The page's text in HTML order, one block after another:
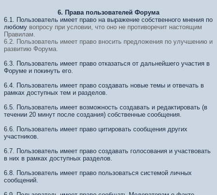
6. Права пользователей Форума
6.1. Пользователь имеет право на выражение собственного мнения по
любому вопросу при условии, что оно не противоречит настоящим
Правилам.
6.2. Пользователь имеет право вносить предложения по улучшению и
развитию Форума.
6.3. Пользователь имеет право отказаться от дальнейшего участия в
Форуме и покинуть его.
6.4. Пользователь имеет право создавать новые темы и отвечать в
рамках доступных тем и разделов.
6.5. Пользователь имеет возможность создавать и редактировать (в
течении 20 минут после создания) собственные сообщения.
6.6. Пользователь имеет право цитировать сообщения других
участников.
6.7. Пользователь имеет право создавать голосования и участвовать
в них в рамках доступных разделов.
6.8. Пользователь имеет право пользоваться системой личных
сообщений.